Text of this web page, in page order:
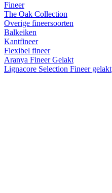
Fineer
The Oak Collection
Overige fineersoorten
Balkeiken
Kantfineer
Flexibel fineer
Aranya Fineer Gelakt
Lignacore Selection Fineer gelakt